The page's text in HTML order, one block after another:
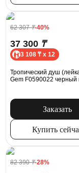
62 307₸-40%
37 300 ₸
3 108 ₸ x 12
Тропический душ
Gem F0590022 черный
Заказать
Купить
82 390₸-28%